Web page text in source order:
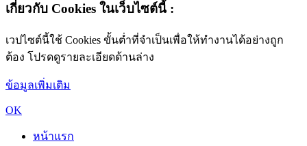
เกี่ยวกับ Cookies ในเว็บไซต์นี้ :
เวปไซต์นี้ใช้ Cookies ขั้นต่ำที่จำเป็นเพื่อให้ทำงานได้อย่างถูก
ต้อง โปรดดูรายละเอียดด้านล่าง
ข้อมูลเพิ่มเติม
OK
หน้าแรก